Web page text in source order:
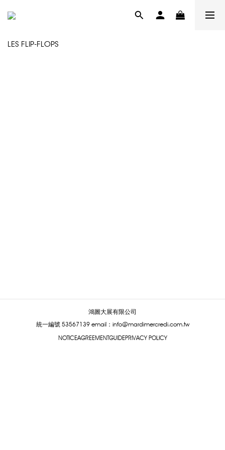
LES FLIP-FLOPS
鴻圖大展有限公司
統一編號 53567139 email：info@mardimercredi.com.tw
NOTICEAGREEMENTGUIDEPRIVACY POLICY